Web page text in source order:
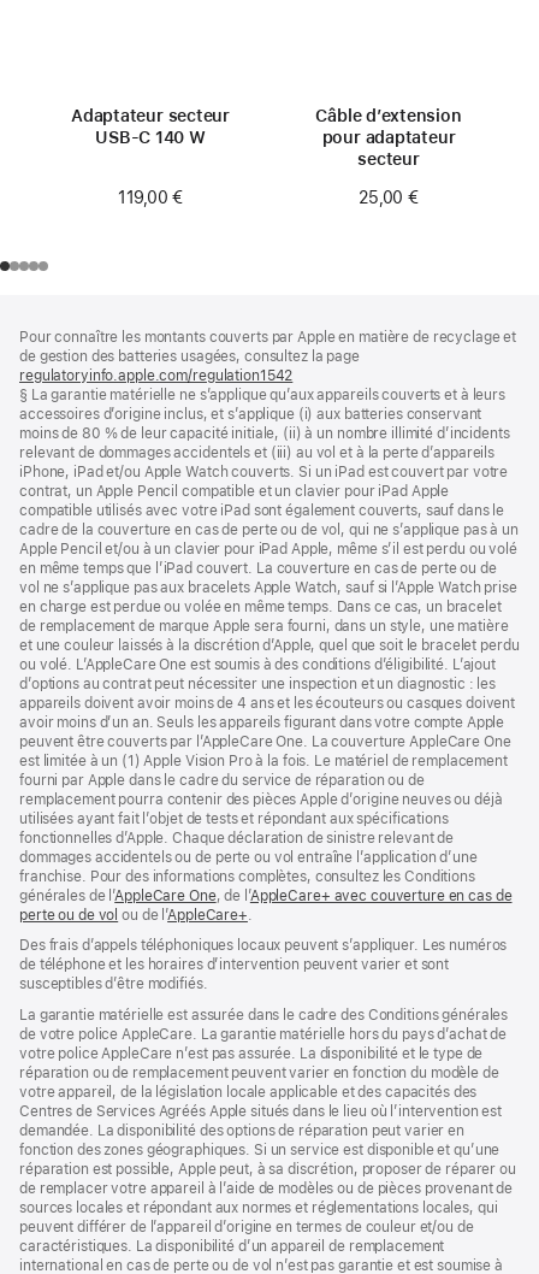
Adaptateur secteur
USB-C 140 W
119,00 €
Câble d’extension
pour adaptateur
secteur
25,00 €
de
page
de
bas
de
page
Pour connaître les montants couverts par Apple en matière de recyclage et
de gestion des batteries usagées, consultez la page
regulatoryinfo.apple.com/regulation1542
dans
une
nouvelle
fenêtre)
§ La garantie matérielle ne s’applique qu’aux appareils couverts et à leurs
accessoires d’origine inclus, et s’applique (i) aux batteries conservant
moins de 80 % de leur capacité initiale, (ii) à un nombre illimité d’incidents
relevant de dommages accidentels et (iii) au vol et à la perte d’appareils
iPhone, iPad et/ou Apple Watch couverts. Si un iPad est couvert par votre
contrat, un Apple Pencil compatible et un clavier pour iPad Apple
compatible utilisés avec votre iPad sont également couverts, sauf dans le
cadre de la couverture en cas de perte ou de vol, qui ne s’applique pas à un
Apple Pencil et/ou à un clavier pour iPad Apple, même s’il est perdu ou volé
en même temps que l’iPad couvert. La couverture en cas de perte ou de
vol ne s’applique pas aux bracelets Apple Watch, sauf si l’Apple Watch prise
en charge est perdue ou volée en même temps. Dans ce cas, un bracelet
de remplacement de marque Apple sera fourni, dans un style, une matière
et une couleur laissés à la discrétion d’Apple, quel que soit le bracelet perdu
ou volé. L’AppleCare One est soumis à des conditions d’éligibilité. L’ajout
d’options au contrat peut nécessiter une inspection et un diagnostic : les
appareils doivent avoir moins de 4 ans et les écouteurs ou casques doivent
avoir moins d’un an. Seuls les appareils figurant dans votre compte Apple
peuvent être couverts par l’AppleCare One. La couverture AppleCare One
est limitée à un (1) Apple Vision Pro à la fois. Le matériel de remplacement
fourni par Apple dans le cadre du service de réparation ou de
remplacement pourra contenir des pièces Apple d’origine neuves ou déjà
utilisées ayant fait l’objet de tests et répondant aux spécifications
fonctionnelles d’Apple. Chaque déclaration de sinistre relevant de
dommages accidentels ou de perte ou vol entraîne l’application d’une
franchise. Pour des informations complètes, consultez les Conditions
générales de l’AppleCare One(s’ouvre
dans
nouvelle
fenêtre)
, de l’AppleCare+ avec couverture en cas de
perte ou de vol (s’ouvre
une
nouvelle
fenêtre)
ou de l’AppleCare+
une
nouvelle
Des frais d’appels téléphoniques locaux peuvent s’appliquer. Les numéros
de téléphone et les horaires d’intervention peuvent varier et sont
susceptibles d’être modifiés.
La garantie matérielle est assurée dans le cadre des Conditions générales
de votre police AppleCare. La garantie matérielle hors du pays d’achat de
votre police AppleCare n’est pas assurée. La disponibilité et le type de
réparation ou de remplacement peuvent varier en fonction du modèle de
votre appareil, de la législation locale applicable et des capacités des
Centres de Services Agréés Apple situés dans le lieu où l’intervention est
demandée. La disponibilité des options de réparation peut varier en
fonction des zones géographiques. Si un service est disponible et qu’une
réparation est possible, Apple peut, à sa discrétion, proposer de réparer ou
de remplacer votre appareil à l’aide de modèles ou de pièces provenant de
sources locales et répondant aux normes et réglementations locales, qui
peuvent différer de l’appareil d’origine en termes de couleur et/ou de
caractéristiques. La disponibilité d’un appareil de remplacement
international en cas de perte ou de vol n’est pas garantie et est soumise à